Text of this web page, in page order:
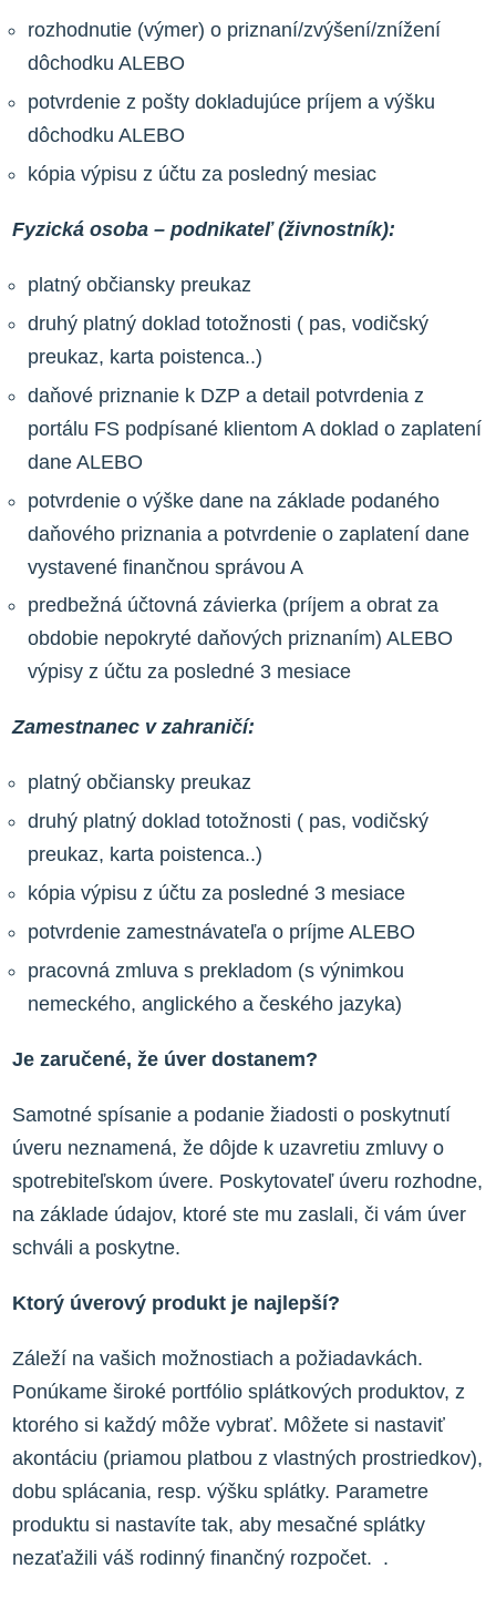
rozhodnutie (výmer) o priznaní/zvýšení/znížení
dôchodku ALEBO
potvrdenie z pošty dokladujúce príjem a výšku
dôchodku ALEBO
kópia výpisu z účtu za posledný mesiac
Fyzická osoba – podnikateľ (živnostník):
platný občiansky preukaz
druhý platný doklad totožnosti ( pas, vodičský
preukaz, karta poistenca..)
daňové priznanie k DZP a detail potvrdenia z
portálu FS podpísané klientom A doklad o zaplatení
dane ALEBO
potvrdenie o výške dane na základe podaného
daňového priznania a potvrdenie o zaplatení dane
vystavené finančnou správou A
predbežná účtovná závierka (príjem a obrat za
obdobie nepokryté daňových priznaním) ALEBO
výpisy z účtu za posledné 3 mesiace
Zamestnanec v zahraničí:
platný občiansky preukaz
druhý platný doklad totožnosti ( pas, vodičský
preukaz, karta poistenca..)
kópia výpisu z účtu za posledné 3 mesiace
potvrdenie zamestnávateľa o príjme ALEBO
pracovná zmluva s prekladom (s výnimkou
nemeckého, anglického a českého jazyka)
Je zaručené, že úver dostanem?
Samotné spísanie a podanie žiadosti o poskytnutí
úveru neznamená, že dôjde k uzavretiu zmluvy o
spotrebiteľskom úvere. Poskytovateľ úveru rozhodne,
na základe údajov, ktoré ste mu zaslali, či vám úver
schváli a poskytne.
Ktorý úverový produkt je najlepší?
Záleží na vašich možnostiach a požiadavkách.
Ponúkame široké portfólio splátkových produktov, z
ktorého si každý môže vybrať. Môžete si nastaviť
akontáciu (priamou platbou z vlastných prostriedkov),
dobu splácania, resp. výšku splátky. Parametre
produktu si nastavíte tak, aby mesačné splátky
nezaťažili váš rodinný finančný rozpočet. .